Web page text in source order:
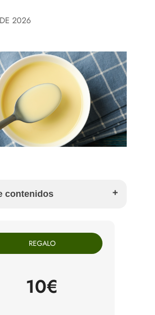
2026
contenidos
se diferencia de la yema de huevo fresca
se pasteuriza la yema del huevo?
comprar yema de huevo pasteurizada?
REGALO
10€